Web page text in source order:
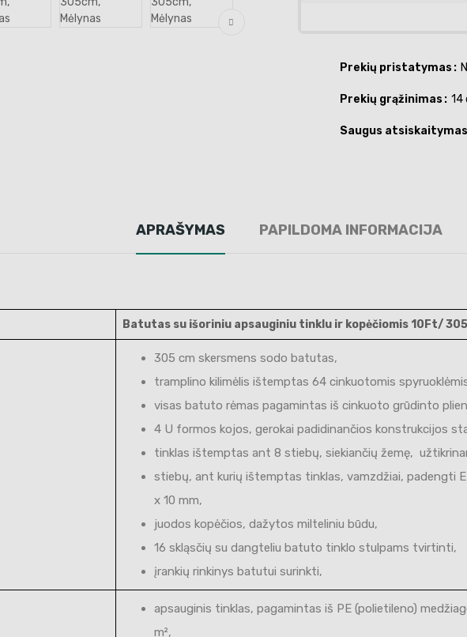
Prekių pristatymas
Prekių grąžinimas 14
Saugus atsiskaitymas
APRAŠYMAS PAPILDOMA INFORMACIJA
Batutas su išoriniu apsauginiu tinklu ir kopėčiomis 10Ft/
305 cm skersmens sodo batutas,
tramplino kilimėlis ištemptas 64 cinkuotomis
visas batuto rėmas pagamintas iš cinkuoto grūdinto
4 U formos kojos, gerokai padidinančios konstrukcijos
tinklas ištemptas ant 8 stiebų, siekiančių žemę,
stiebų, ant kurių ištemptas tinklas, vamzdžiai, padengti
x 10 mm,
juodos kopėčios, dažytos milteliniu būdu,
16 skląsčių su dangteliu batuto tinklo stulpams tvirtinti,
įrankių rinkinys batutui surinkti,
apsauginis tinklas, pagamintas iš PE (polietileno)
m²,